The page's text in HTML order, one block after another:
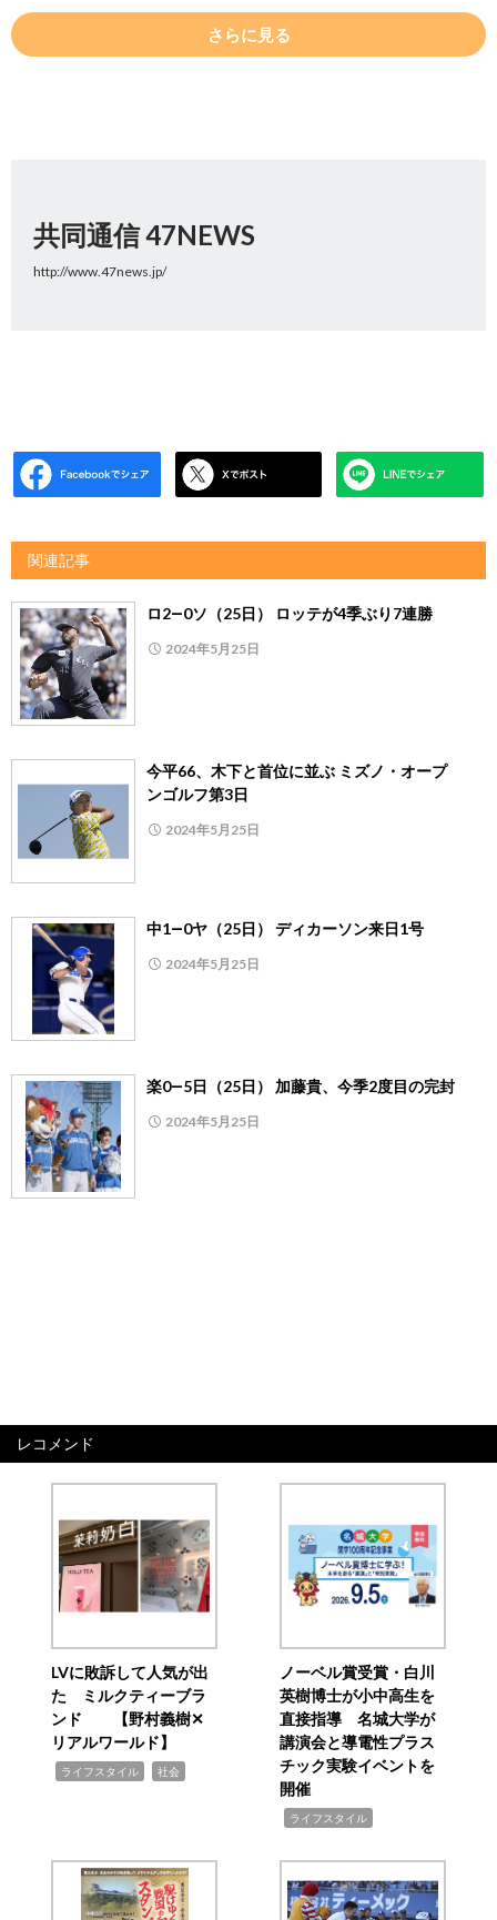
さらに見る
共同通信 47NEWS
http://www.47news.jp/
関連記事
ロ2―0ソ（25日） ロッテが4季ぶり7連勝
2024年5月25日
今平66、木下と首位に並ぶ ミズノ・オープ
ンゴルフ第3日
2024年5月25日
中1―0ヤ（25日） ディカーソン来日1号
2024年5月25日
楽0―5日（25日） 加藤貴、今季2度目の完封
2024年5月25日
レコメンド
LVに敗訴して人気が出
た ミルクティーブラ
ンド 【野村義樹✕
リアルワールド】
ライフスタイル 社会
ノーベル賞受賞・白川
英樹博士が小中高生を
直接指導 名城大学が
講演会と導電性プラス
チック実験イベントを
開催
ライフスタイル